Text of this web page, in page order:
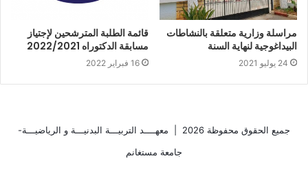
مراسلة وزارية متعلقة بالنشاطات
البيداغوجية لنهاية السنة
24 يوليو 2021
قائمة الطلبة المترشحين لإجتياز
مسابقة الدكتوراه 2022/2021
16 فبراير 2022
جميع الحقوق محفوظة 2026 |
معهــــد التربيـــة البدنيـــة و الرياضيـــة-
جامعة مستغانم